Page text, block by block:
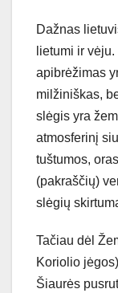
Dažnas
lietumi ir
apibrėžimas
milžiniškas,
slėgis yra
atmosferinį
tuštumos,
(pakraščių)
slėgių
Tačiau dėl
Koriolio
Šiaurės